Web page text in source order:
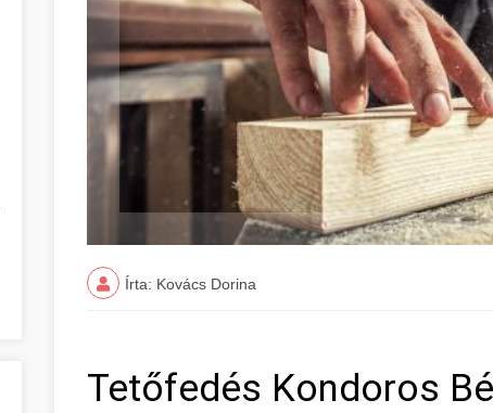
Írta: Kovács Dorina
Tetőfedés Kondoros